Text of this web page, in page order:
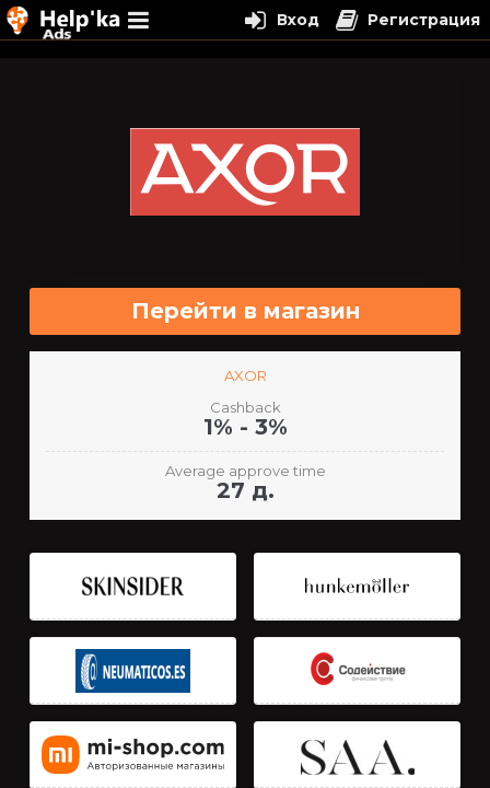
Перейти в магазин
AXOR
Cashback
1% - 3%
Average approve time
27 д.
Вход Регистрация